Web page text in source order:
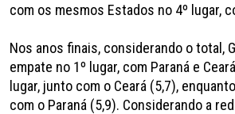
com os mesmos Estados no 4º lugar,
Nos anos finais, considerando o total,
empate no 1º lugar, com Paraná e
lugar, junto com o Ceará (5,7),
com o Paraná (5,9). Considerando a